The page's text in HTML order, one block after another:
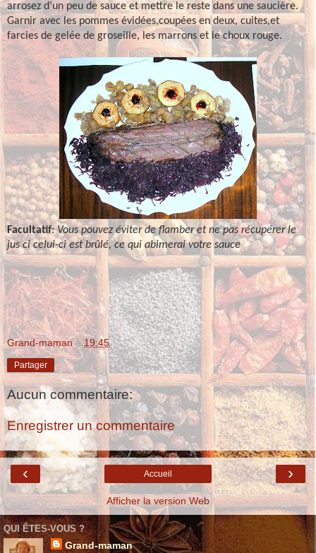
arrosez d’un peu de sauce et mettre le reste dans une saucière.
Garnir avec les pommes évidées,coupées en deux, cuites,et
farcies de gelée de groseille, les marrons et le choux rouge.
Facultatif:Vous pouvez éviter de flamber et ne pas récupérer le
jus ci celui-ci est brûlé, ce qui abimerai votre sauce
Grand-maman à 19:45
Partager
Aucun commentaire:
Enregistrer un commentaire
‹ ›
Accueil
Afficher la version Web
QUI ÊTES-VOUS ?
Grand-maman